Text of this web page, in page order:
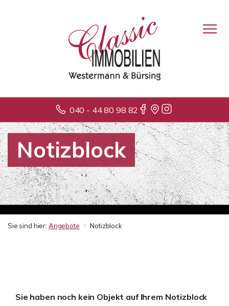
040 - 44 80 98 82
Notizblock
Sie sind hier: Angebote Notizblock
Sie haben noch kein Objekt auf Ihrem Notizblock